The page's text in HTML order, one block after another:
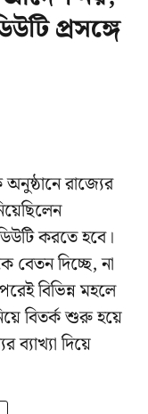
প্রসঙ্গে
রাজ্যের
করতে হবে।
দিচ্ছে, না
বিভিন্ন মহলে
বিতর্ক শুরু হয়ে
দিয়ে